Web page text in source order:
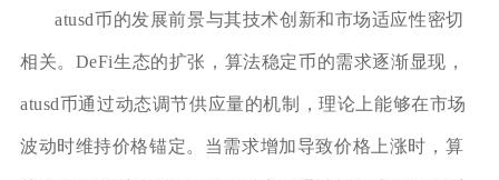
atusd币的发展前景与其技术创新和市场适应性密切
相关。DeFi生态的扩张，算法稳定币的需求逐渐显现，
atusd币通过动态调节供应量的机制，理论上能够在市场
波动时维持价格锚定。当需求增加导致价格上涨时，算